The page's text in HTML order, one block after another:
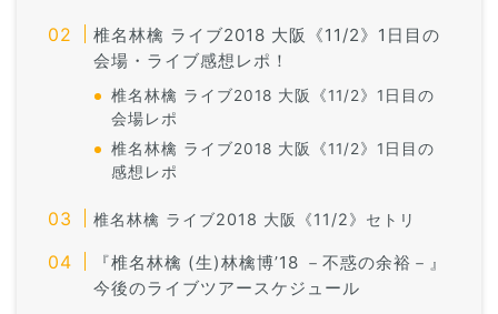
椎名林檎 ライブ2018 大阪《11/2》1日目の
会場・ライブ感想レポ！
椎名林檎 ライブ2018 大阪《11/2》1日目の
会場レポ
椎名林檎 ライブ2018 大阪《11/2》1日目の
感想レポ
椎名林檎 ライブ2018 大阪 《11/2》セトリ
『椎名林檎 (生)林檎博’18 －不惑の余裕－』
今後のライブツアースケジュール